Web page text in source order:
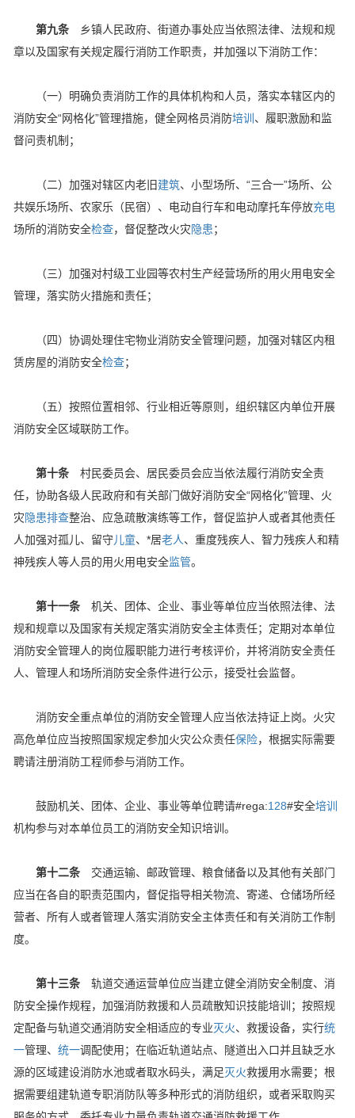
第九条 乡镇人民政府、街道办事处应当依照法律、法规和规
章以及国家有关规定履行消防工作职责，并加强以下消防工作：
（一）明确负责消防工作的具体机构和人员，落实本辖区内的
消防安全“网格化”管理措施，健全网格员消防培训 、履职激励和监
督问责机制；
（二）加强对辖区内老旧建筑、小型场所、“三合一”场所、公
共娱乐场所、农家乐（民宿）、电动自行车和电动摩托车停放充电
场所的消防安全检查，督促整改火灾隐患；
（三）加强对村级工业园等农村生产经营场所的用火用电安全
管理，落实防火措施和责任；
（四）协调处理住宅物业消防安全管理问题，加强对辖区内租
赁房屋的消防安全检查；
（五）按照位置相邻、行业相近等原则，组织辖区内单位开展
消防安全区域联防工作。
第十条 村民委员会、居民委员会应当依法履行消防安全责
任，协助各级人民政府和有关部门做好消防安全“网格化”管理、火
灾隐患排查整治、应急疏散演练等工作，督促监护人或者其他责任
人加强对孤儿、留守儿童、*居老人、重度残疾人、智力残疾人和精
神残疾人等人员的用火用电安全监管。
第十一条 机关、团体、企业、事业等单位应当依照法律、法
规和规章以及国家有关规定落实消防安全主体责任；定期对本单位
消防安全管理人的岗位履职能力进行考核评价，并将消防安全责任
人、管理人和场所消防安全条件进行公示，接受社会监督。
消防安全重点单位的消防安全管理人应当依法持证上岗。火灾
高危单位应当按照国家规定参加火灾公众责任保险，根据实际需要
聘请注册消防工程师参与消防工作。
鼓励机关、团体、企业、事业等单位聘请#rega:128#安全培训
机构参与对本单位员工的消防安全知识培训。
第十二条 交通运输、邮政管理、粮食储备以及其他有关部门
应当在各自的职责范围内，督促指导相关物流、寄递、仓储场所经
营者、所有人或者管理人落实消防安全主体责任和有关消防工作制
度。
第十三条 轨道交通运营单位应当建立健全消防安全制度、消
防安全操作规程，加强消防救援和人员疏散知识技能培训；按照规
定配备与轨道交通消防安全相适应的专业灭火、救援设备，实行统
一管理、 统一调配使用；在临近轨道站点、隧道出入口并且缺乏水
源的区域建设消防水池或者取水码头，满足灭火救援用水需要；根
据需要组建轨道专职消防队等多种形式的消防组织，或者采取购买